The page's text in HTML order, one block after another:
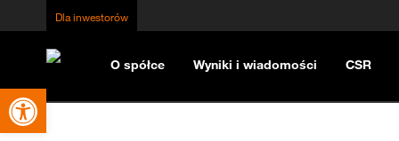
Otwórz pasek narzędzi
Dla inwestorów
O spółce Wyniki i wiadomości CSR